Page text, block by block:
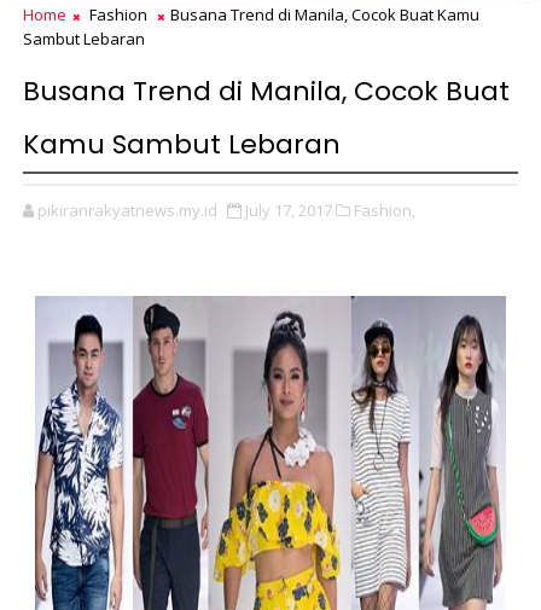
Home Fashion
Busana Trend di Manila, Cocok Buat Kamu
Sambut Lebaran
Busana Trend di Manila, Cocok Buat
Kamu Sambut Lebaran
pikiranrakyatnews.my.id July 17, 2017 Fashion,